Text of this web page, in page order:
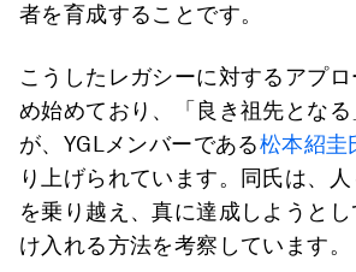
者を育成することです。
こうしたレガシーに対するアプ
め始めており、「良き祖先とな
が、YGLメンバーである松本紹圭
り上げられています。同氏は、
を乗り越え、真に達成しようと
け入れる方法を考察しています。